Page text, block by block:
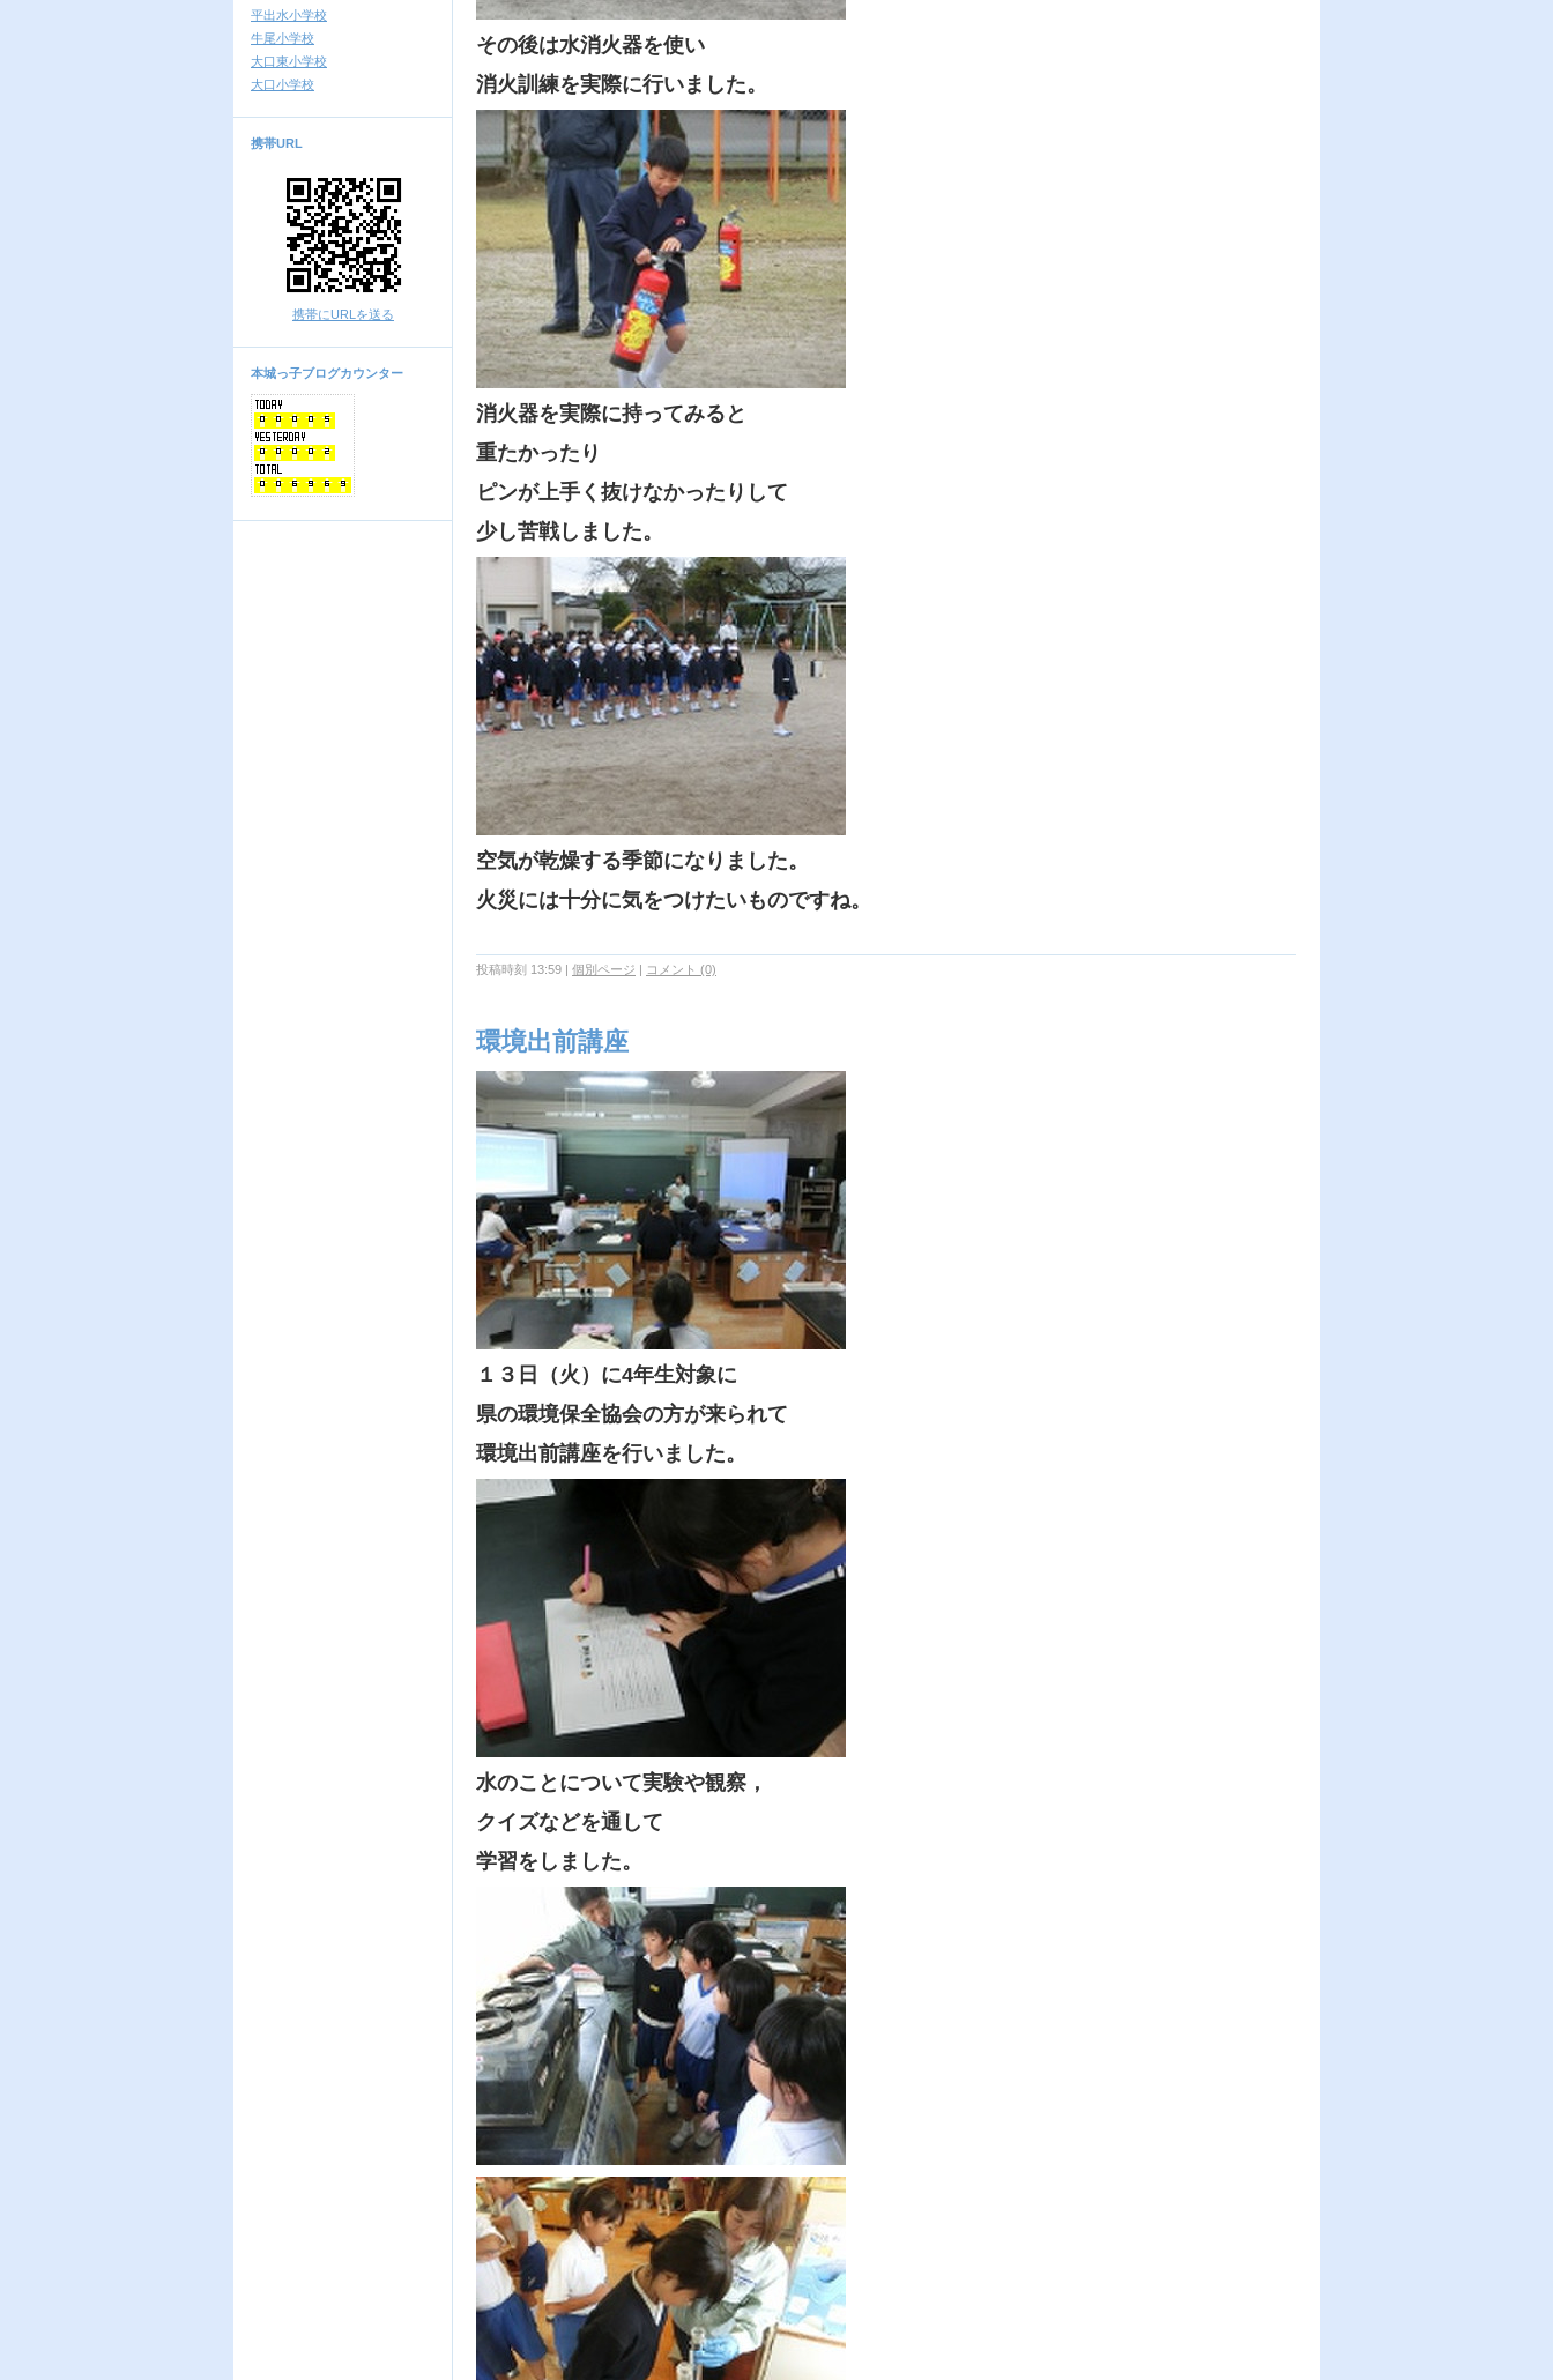
平出水小学校
牛尾小学校
大口東小学校
大口小学校
携帯URL
携帯にURLを送る
本城っ子ブログカウンター
その後は水消火器を使い
消火訓練を実際に行いました。
消火器を実際に持ってみると
重たかったり
ピンが上手く抜けなかったりして
少し苦戦しました。
空気が乾燥する季節になりました。
火災には十分に気をつけたいものですね。
投稿時刻 13:59 | 個別ページ | コメント (0)
環境出前講座
１３日（火）に4年生対象に
県の環境保全協会の方が来られて
環境出前講座を行いました。
水のことについて実験や観察，
クイズなどを通して
学習をしました。